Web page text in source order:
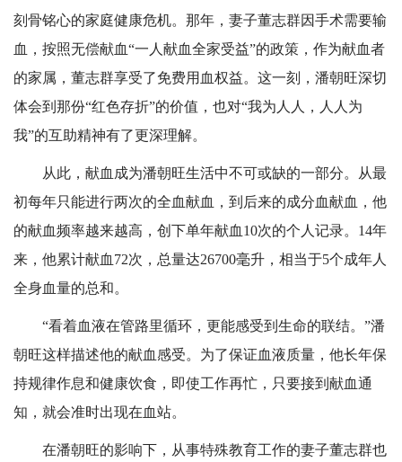
刻骨铭心的家庭健康危机。那年，妻子董志群因手术需要输
血，按照无偿献血“一人献血全家受益”的政策，作为献血者
的家属，董志群享受了免费用血权益。这一刻，潘朝旺深切
体会到那份“红色存折”的价值，也对“我为人人，人人为
我”的互助精神有了更深理解。
从此，献血成为潘朝旺生活中不可或缺的一部分。从最
初每年只能进行两次的全血献血，到后来的成分血献血，他
的献血频率越来越高，创下单年献血10次的个人记录。14年
来，他累计献血72次，总量达26700毫升，相当于5个成年人
全身血量的总和。
“看着血液在管路里循环，更能感受到生命的联结。”潘
朝旺这样描述他的献血感受。为了保证血液质量，他长年保
持规律作息和健康饮食，即使工作再忙，只要接到献血通
知，就会准时出现在血站。
在潘朝旺的影响下，从事特殊教育工作的妻子董志群也